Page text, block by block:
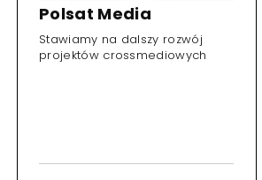
Polsat Media
Stawiamy na dalszy rozwój
projektów crossmediowych